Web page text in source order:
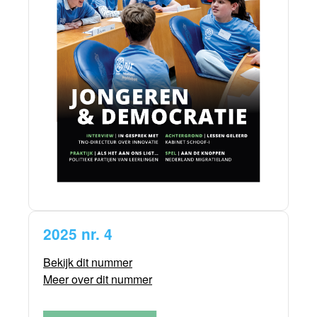
2025 nr. 4
Bekijk dit nummer
Meer over dit nummer